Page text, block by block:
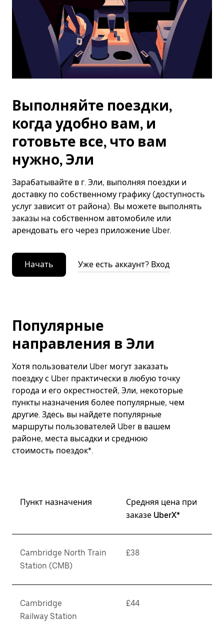
Выполняйте поездки,
когда удобно вам, и
готовьте все, что вам
нужно, Эли
Зарабатывайте в г. Эли, выполняя поездки и
доставку по собственному графику (доступность
услуг зависит от района). Вы можете выполнять
заказы на собственном автомобиле или
арендовать его через приложение Uber.
Начать Уже есть аккаунт? Вход
Популярные
направления в Эли
Хотя пользователи Uber могут заказать
поездку с Uber практически в любую точку
города и его окрестностей, Эли, некоторые
пункты назначения более популярные, чем
другие. Здесь вы найдете популярные
маршруты пользователей Uber в вашем
районе, места высадки и среднюю
стоимость поездок*.
Пункт назначения
Средняя цена при
заказе UberX*
Cambridge North Train
Station (CMB)
£38
Cambridge
Railway Station
£44